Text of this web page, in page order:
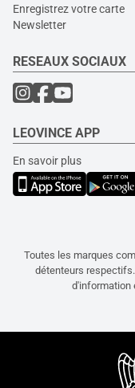
Enregistrez votre carte
Newsletter
RESEAUX SOCIAUX
LEOVINCE APP
En savoir plus
Toutes les marques
détenteurs
d'information